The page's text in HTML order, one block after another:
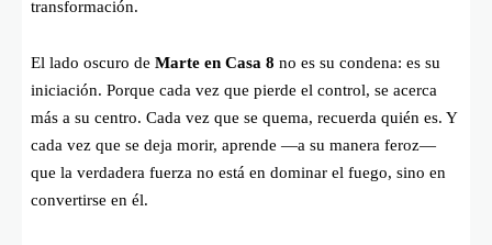
transformación.
El lado oscuro de Marte en Casa 8 no es su condena: es su
iniciación. Porque cada vez que pierde el control, se acerca
más a su centro. Cada vez que se quema, recuerda quién es. Y
cada vez que se deja morir, aprende —a su manera feroz—
que la verdadera fuerza no está en dominar el fuego, sino en
convertirse en él.